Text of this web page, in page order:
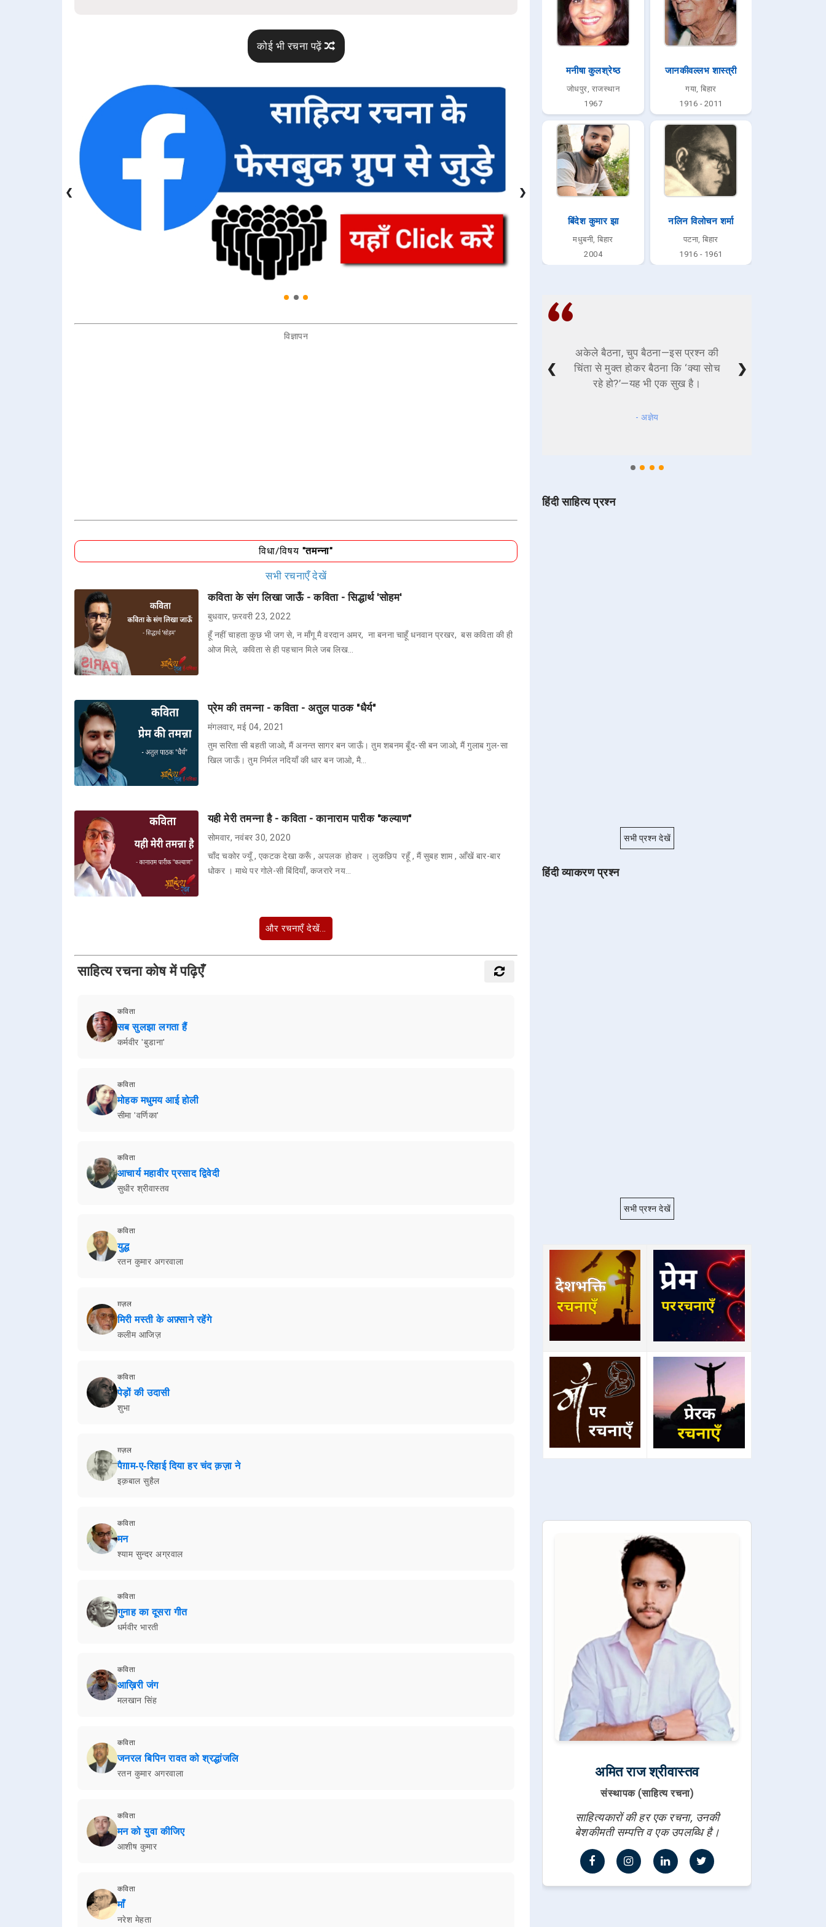
कोई भी रचना पढ़ें
❮ ❯
विज्ञापन
विधा/विषय "तमन्ना"
सभी रचनाएँ देखें
कविता के संग लिखा जाऊँ - कविता - सिद्धार्थ 'सोहम'
बुधवार, फ़रवरी 23, 2022
हूँ नहीं चाहता कुछ भी जग से, न माँगू मै वरदान अमर, ना बनना चाहूँ धनवान प्रखर, बस कविता की ही
ओज मिले, कविता से ही पहचान मिले जब लिख…
प्रेम की तमन्ना - कविता - अतुल पाठक "धैर्य"
मंगलवार, मई 04, 2021
तुम सरिता सी बहती जाओ, मैं अनन्त सागर बन जाऊँ। तुम शबनम बूँद-सी बन जाओ, मैं गुलाब गुल-सा
खिल जाऊँ। तुम निर्मल नदियाँ की धार बन जाओ, मै…
यही मेरी तमन्ना है - कविता - कानाराम पारीक "कल्याण"
सोमवार, नवंबर 30, 2020
चाँद चकोर ज्यूँ , एकटक देखा करूँ , अपलक होकर । लुकछिप रहूँ , मैं सुबह शाम , आँखें बार-बार
धोकर । माथे पर गोले-सी बिंदियाँ, कजरारे नय…
और रचनाएँ देखें...
साहित्य रचना कोष में पढ़िएँ
कविता
सब सुलझा लगता हैं
कर्मवीर 'बुडाना'
कविता
मोहक मधुमय आई होली
सीमा 'वर्णिका'
कविता
आचार्य महावीर प्रसाद द्विवेदी
सुधीर श्रीवास्तव
कविता
युद्ध
रतन कुमार अगरवाला
ग़ज़ल
मिरी मस्ती के अफ़्साने रहेंगे
कलीम आजिज़
कविता
पेड़ों की उदासी
शुभा
ग़ज़ल
पैग़ाम-ए-रिहाई दिया हर चंद क़ज़ा ने
इक़बाल सुहैल
कविता
मन
श्याम सुन्दर अग्रवाल
कविता
गुनाह का दूसरा गीत
धर्मवीर भारती
कविता
आख़िरी जंग
मलखान सिंह
कविता
जनरल बिपिन रावत को श्रद्धांजलि
रतन कुमार अगरवाला
कविता
मन को युवा कीजिए
आशीष कुमार
कविता
माँ
नरेश मेहता
मनीषा कुलश्रेष्ठ
जोधपुर, राजस्थान
1967
जानकीवल्लभ शास्त्री
गया, बिहार
1916 - 2011
बिंदेश कुमार झा
मधुबनी, बिहार
2004
नलिन विलोचन शर्मा
पटना, बिहार
1916 - 1961
अकेले बैठना, चुप बैठना—इस प्रश्न की
चिंता से मुक्त होकर बैठना कि ‘क्या सोच
रहे हो?’—यह भी एक सुख है।
- अज्ञेय
❮ ❯
हिंदी साहित्य प्रश्न
सभी प्रश्न देखें
हिंदी व्याकरण प्रश्न
सभी प्रश्न देखें
अमित राज श्रीवास्तव
संस्थापक (साहित्य रचना)
साहित्यकारों की हर एक रचना, उनकी
बेशकीमती सम्पत्ति व एक उपलब्धि है।